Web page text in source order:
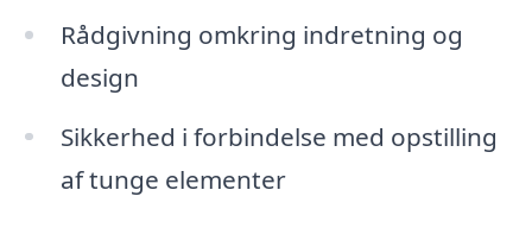
Rådgivning omkring indretning og
design
Sikkerhed i forbindelse med opstilling
af tunge elementer